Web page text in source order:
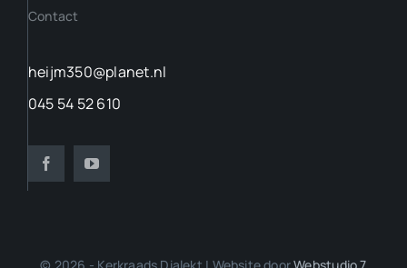
Contact
heijm350@planet.nl
045 54 52 610